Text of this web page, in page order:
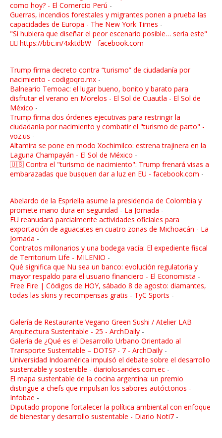
como hoy? - El Comercio Perú -
Guerras, incendios forestales y migrantes ponen a prueba las
capacidades de Europa - The New York Times -
"Si hubiera que diseñar el peor escenario posible… sería este"
👉🏼 https://bbc.in/4xktdbW - facebook.com -
Trump firma decreto contra “turismo” de ciudadanía por
nacimiento - codigoqro.mx -
Balneario Temoac: el lugar bueno, bonito y barato para
disfrutar el verano en Morelos - El Sol de Cuautla - El Sol de
México -
Trump firma dos órdenes ejecutivas para restringir la
ciudadanía por nacimiento y combatir el "turismo de parto" -
voz.us -
Altamira se pone en modo Xochimilco: estrena trajinera en la
Laguna Champayán - El Sol de México -
🇺🇸 Contra el "turismo de nacimiento": Trump frenará visas a
embarazadas que busquen dar a luz en EU - facebook.com -
Abelardo de la Espriella asume la presidencia de Colombia y
promete mano dura en seguridad - La Jornada -
EU reanudará parcialmente actividades oficiales para
exportación de aguacates en cuatro zonas de Michoacán - La
Jornada -
Contratos millonarios y una bodega vacía: El expediente fiscal
de Territorium Life - MILENIO -
Qué significa que Nu sea un banco: evolución regulatoria y
mayor respaldo para el usuario financiero - El Economista -
Free Fire | Códigos de HOY, sábado 8 de agosto: diamantes,
todas las skins y recompensas gratis - TyC Sports -
Galería de Restaurante Vegano Green Sushi / Atelier LAB
Arquitectura Sustentable - 25 - ArchDaily -
Galería de ¿Qué es el Desarrollo Urbano Orientado al
Transporte Sustentable – DOTS? - 7 - ArchDaily -
Universidad Indoamérica impulsó el debate sobre el desarrollo
sustentable y sostenible - diariolosandes.com.ec -
El mapa sustentable de la cocina argentina: un premio
distingue a chefs que impulsan los sabores autóctonos -
Infobae -
Diputado propone fortalecer la política ambiental con enfoque
de bienestar y desarrollo sustentable - Diario Noti7 -